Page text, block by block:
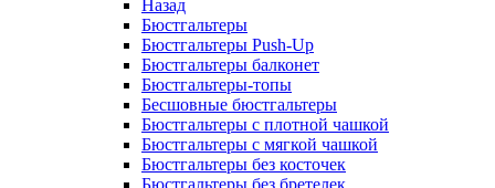
Назад
Бюстгальтеры
Бюстгальтеры Push-Up
Бюстгальтеры балконет
Бюстгальтеры-топы
Бесшовные бюстгальтеры
Бюстгальтеры с плотной чашкой
Бюстгальтеры с мягкой чашкой
Бюстгальтеры без косточек
Бюстгальтеры без бретелек